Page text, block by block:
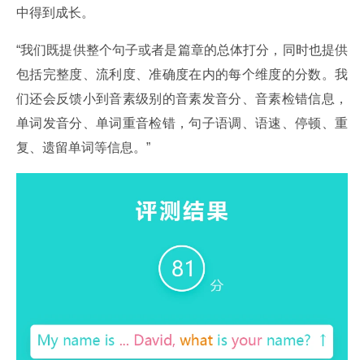
中得到成长。
“我们既提供整个句子或者是篇章的总体打分，同时也提供
包括完整度、流利度、准确度在内的每个维度的分数。我
们还会反馈小到音素级别的音素发音分、音素检错信息，
单词发音分、单词重音检错，句子语调、语速、停顿、重
复、遗留单词等信息。”